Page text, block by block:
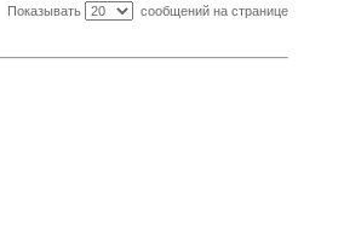
Показывать
сообщений на странице